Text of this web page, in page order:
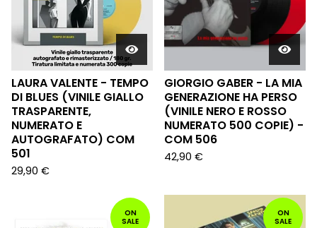
LAURA VALENTE - TEMPO
DI BLUES (VINILE GIALLO
TRASPARENTE,
NUMERATO E
AUTOGRAFATO) COM
501
29,90 €
GIORGIO GABER - LA MIA
GENERAZIONE HA PERSO
(VINILE NERO E ROSSO
NUMERATO 500 COPIE) -
COM 506
42,90 €
ON
SALE
ON
SALE